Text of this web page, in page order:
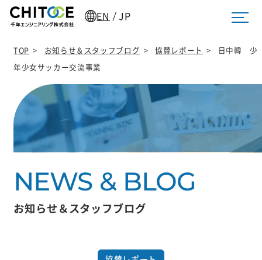
EN /JP
TOP > お知らせ＆スタッフブログ > 協賛レポート >
日中韓 少
年少女サッカー交流事業
お知らせ＆スタッフブログ